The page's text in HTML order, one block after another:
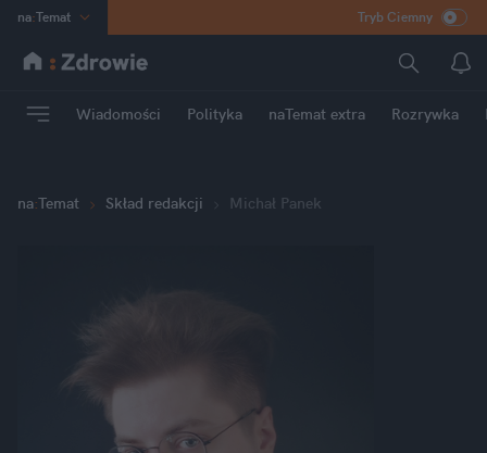
na:Temat
INN Poland
mama
Rozrywka
Tryb Ciemny
Wiadomości Polityka naTemat extra Rozrywka
na:Temat Skład redakcji Michał Panek